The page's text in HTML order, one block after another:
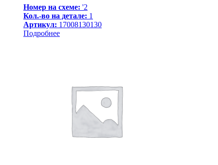
Номер на схеме: '2
Кол.-во на детале: 1
Артикул: 17008130130
Подробнее